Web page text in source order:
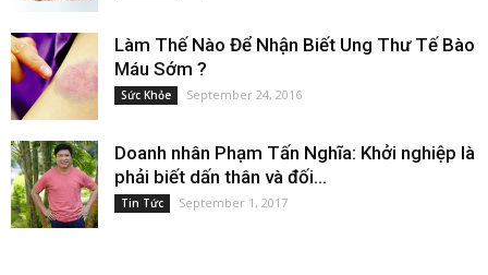
Làm Thế Nào Để Nhận Biết Ung Thư Tế Bào
Máu Sớm ?
Sức Khỏe September 24, 2016
Doanh nhân Phạm Tấn Nghĩa: Khởi nghiệp là
phải biết dấn thân và đối...
Tin Tức September 1, 2017